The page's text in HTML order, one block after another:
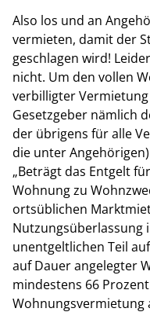
Also los und an
vermieten, damit der
geschlagen wird!
nicht. Um den vollen
verbilligter
Gesetzgeber nämlich
der übrigens für alle
die unter
„Beträgt das Entgelt
Wohnung zu
ortsüblichen
Nutzungsüberlassung
unentgeltlichen Teil
auf Dauer angelegter
mindestens 66
Wohnungsvermietung